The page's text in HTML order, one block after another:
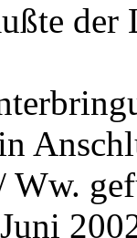
der
Ww.